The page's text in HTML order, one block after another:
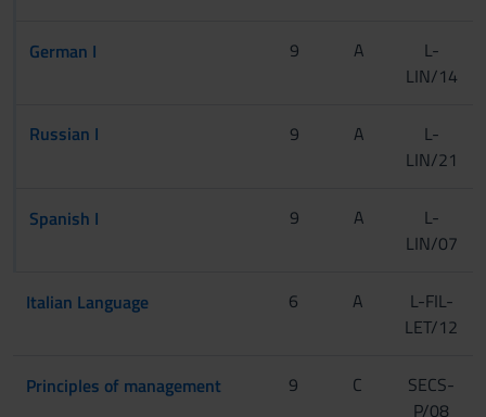
German I 9 A
L-
LIN/14
Russian I 9 A
L-
LIN/21
Spanish I 9 A
L-
LIN/07
Italian Language
[Tur]
6 A
L-FIL-
LET/12
Principles of management 9 C
SECS-
P/08